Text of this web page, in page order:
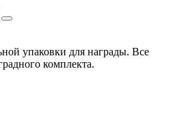
упаковки для награды. Все
комплекта.